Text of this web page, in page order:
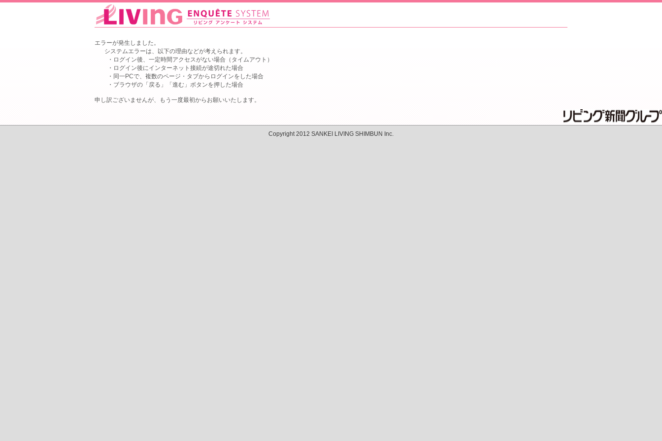
エラーが発生しました。
システムエラーは、以下の理由などが考えられます。
・ログイン後、一定時間アクセスがない場合（タイムアウト）
・ログイン後にインターネット接続が途切れた場合
・同一PCで、複数のページ・タブからログインをした場合
・ブラウザの「戻る」「進む」ボタンを押した場合
申し訳ございませんが、もう一度最初からお願いいたします。
Copyright 2012 SANKEI LIVING SHIMBUN Inc.